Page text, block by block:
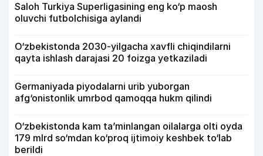
Saloh Turkiya Superligasining eng ko‘p maosh
oluvchi futbolchisiga aylandi
O‘zbekistonda 2030-yilgacha xavfli chiqindilarni
qayta ishlash darajasi 20 foizga yetkaziladi
Germaniyada piyodalarni urib yuborgan
afg‘onistonlik umrbod qamoqqa hukm qilindi
O‘zbekistonda kam ta’minlangan oilalarga olti oyda
179 mlrd so‘mdan ko‘proq ijtimoiy keshbek to‘lab
berildi